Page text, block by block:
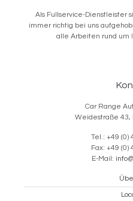
Als Fullservice-Dienstleister
immer richtig bei uns
alle Arbeiten rund um
Car Range
Weidestraße 43,
Tel.: +49 (0)
Fax: +49 (0)
E-Mail: